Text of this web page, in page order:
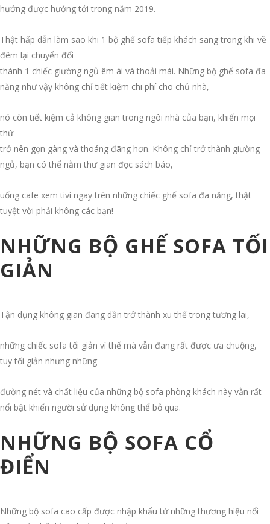
hướng được hướng tới trong năm 2019.
Thật hấp dẫn làm sao khi 1 bộ ghế sofa tiếp khách sang trong khi về
đêm lại chuyển đổi
thành 1 chiếc giường ngủ êm ái và thoải mái. Những bộ ghế sofa đa
năng như vậy không chỉ tiết kiệm chi phí cho chủ nhà,
nó còn tiết kiệm cả không gian trong ngôi nhà của bạn, khiến mọi
thứ
trở nên gọn gàng và thoáng đãng hơn. Không chỉ trở thành giường
ngủ, bạn có thể nằm thư giãn đọc sách báo,
uống cafe xem tivi ngay trên những chiếc ghế sofa đa năng, thật
tuyệt vời phải không các bạn!
NHỮNG BỘ GHẾ SOFA TỐI
GIẢN
Tận dụng không gian đang dần trở thành xu thế trong tương lai,
những chiếc sofa tối giản vì thế mà vẫn đang rất được ưa chuộng,
tuy tối giản nhưng những
đường nét và chất liệu của những bộ sofa phòng khách này vẫn rất
nổi bật khiến người sử dụng không thể bỏ qua.
NHỮNG BỘ SOFA CỔ
ĐIỂN
Những bộ sofa cao cấp được nhập khẩu từ những thương hiệu nổi